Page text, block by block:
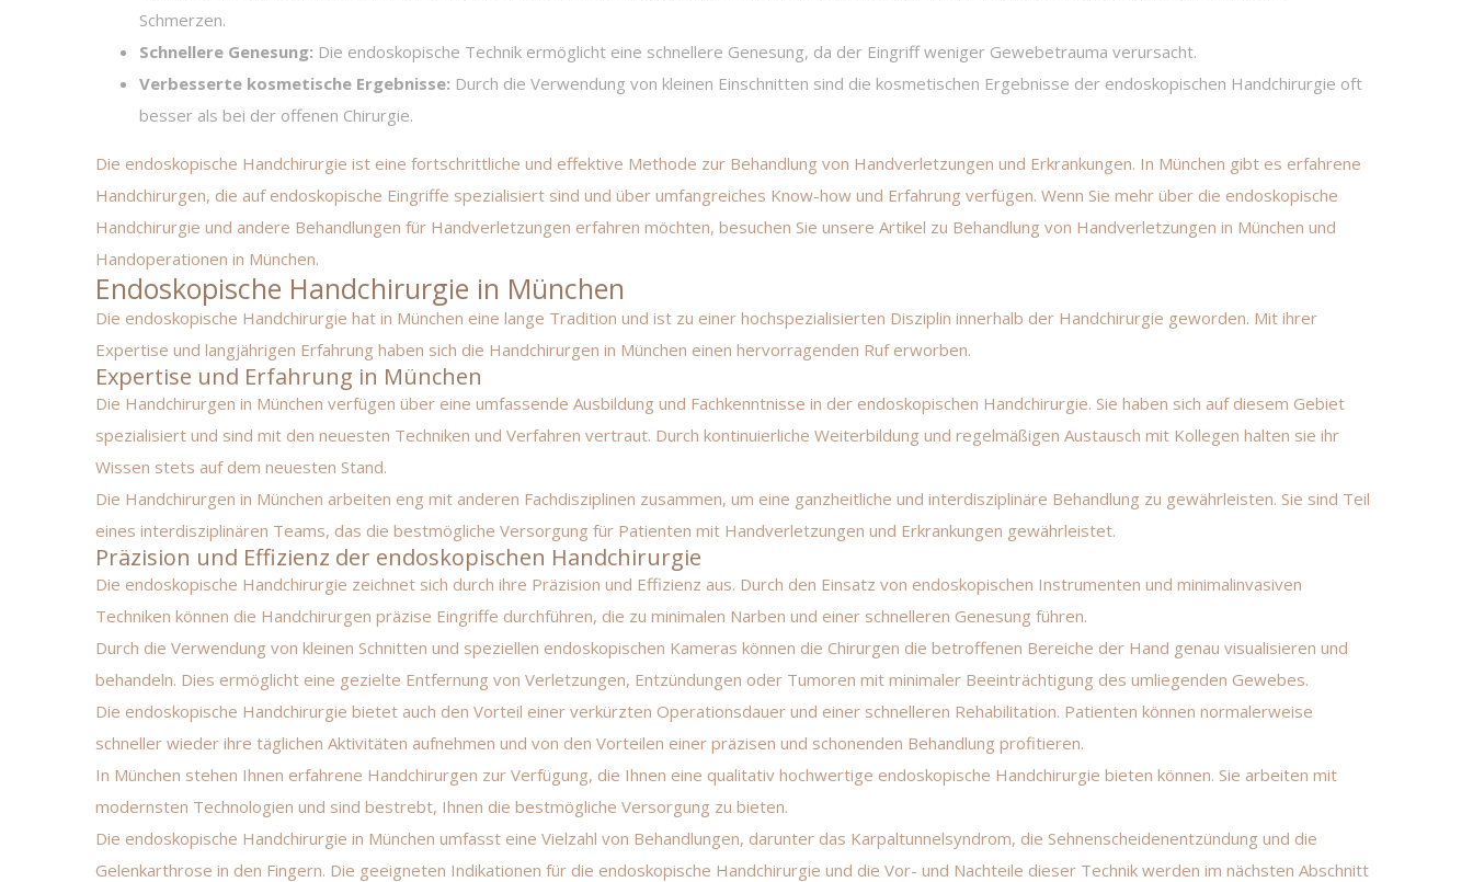
Schmerzen.
Schnellere Genesung: Die endoskopische Technik ermöglicht eine schnellere Genesung, da der Eingriff weniger Gewebetrauma verursacht.
Verbesserte kosmetische Ergebnisse: Durch die Verwendung von kleinen Einschnitten sind die kosmetischen Ergebnisse der endoskopischen Handchirurgie oft
besser als bei der offenen Chirurgie.
Die endoskopische Handchirurgie ist eine fortschrittliche und effektive Methode zur Behandlung von Handverletzungen und Erkrankungen. In München gibt es erfahrene
Handchirurgen, die auf endoskopische Eingriffe spezialisiert sind und über umfangreiches Know-how und Erfahrung verfügen. Wenn Sie mehr über die endoskopische
Handchirurgie und andere Behandlungen für Handverletzungen erfahren möchten, besuchen Sie unsere Artikel zu Behandlung von Handverletzungen in München und
Handoperationen in München.
Endoskopische Handchirurgie in München
Die endoskopische Handchirurgie hat in München eine lange Tradition und ist zu einer hochspezialisierten Disziplin innerhalb der Handchirurgie geworden. Mit ihrer
Expertise und langjährigen Erfahrung haben sich die Handchirurgen in München einen hervorragenden Ruf erworben.
Expertise und Erfahrung in München
Die Handchirurgen in München verfügen über eine umfassende Ausbildung und Fachkenntnisse in der endoskopischen Handchirurgie. Sie haben sich auf diesem Gebiet
spezialisiert und sind mit den neuesten Techniken und Verfahren vertraut. Durch kontinuierliche Weiterbildung und regelmäßigen Austausch mit Kollegen halten sie ihr
Wissen stets auf dem neuesten Stand.
Die Handchirurgen in München arbeiten eng mit anderen Fachdisziplinen zusammen, um eine ganzheitliche und interdisziplinäre Behandlung zu gewährleisten. Sie sind Teil
eines interdisziplinären Teams, das die bestmögliche Versorgung für Patienten mit Handverletzungen und Erkrankungen gewährleistet.
Präzision und Effizienz der endoskopischen Handchirurgie
Die endoskopische Handchirurgie zeichnet sich durch ihre Präzision und Effizienz aus. Durch den Einsatz von endoskopischen Instrumenten und minimalinvasiven
Techniken können die Handchirurgen präzise Eingriffe durchführen, die zu minimalen Narben und einer schnelleren Genesung führen.
Durch die Verwendung von kleinen Schnitten und speziellen endoskopischen Kameras können die Chirurgen die betroffenen Bereiche der Hand genau visualisieren und
behandeln. Dies ermöglicht eine gezielte Entfernung von Verletzungen, Entzündungen oder Tumoren mit minimaler Beeinträchtigung des umliegenden Gewebes.
Die endoskopische Handchirurgie bietet auch den Vorteil einer verkürzten Operationsdauer und einer schnelleren Rehabilitation. Patienten können normalerweise
schneller wieder ihre täglichen Aktivitäten aufnehmen und von den Vorteilen einer präzisen und schonenden Behandlung profitieren.
In München stehen Ihnen erfahrene Handchirurgen zur Verfügung, die Ihnen eine qualitativ hochwertige endoskopische Handchirurgie bieten können. Sie arbeiten mit
modernsten Technologien und sind bestrebt, Ihnen die bestmögliche Versorgung zu bieten.
Die endoskopische Handchirurgie in München umfasst eine Vielzahl von Behandlungen, darunter das Karpaltunnelsyndrom, die Sehnenscheidenentzündung und die
Gelenkarthrose in den Fingern. Die geeigneten Indikationen für die endoskopische Handchirurgie und die Vor- und Nachteile dieser Technik werden im nächsten Abschnitt